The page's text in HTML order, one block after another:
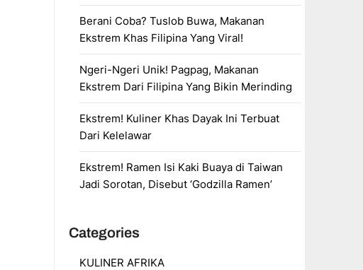
Berani Coba? Tuslob Buwa, Makanan
Ekstrem Khas Filipina Yang Viral!
Ngeri-Ngeri Unik! Pagpag, Makanan
Ekstrem Dari Filipina Yang Bikin Merinding
Ekstrem! Kuliner Khas Dayak Ini Terbuat
Dari Kelelawar
Ekstrem! Ramen Isi Kaki Buaya di Taiwan
Jadi Sorotan, Disebut ‘Godzilla Ramen’
Categories
KULINER AFRIKA